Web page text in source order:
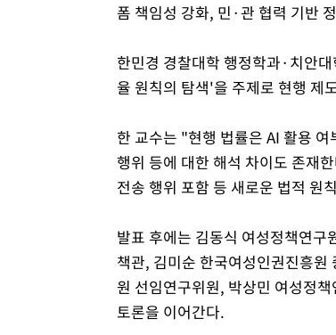
폼 책임성 강화, 민·관 협력 기반
한민경 경찰대학 행정학과·치안
율 원칙의 탐색'을 주제로 현행 제
한 교수는 "현행 법률은 AI 활용
행위 등에 대한 해석 차이도 존재
전송 행위 포함 등 새로운 법적 원
발표 후에는 김동식 여성정책연
책관, 김미순 한국여성인권진흥
원 선임연구위원, 박상민 여성정
토론을 이어간다.